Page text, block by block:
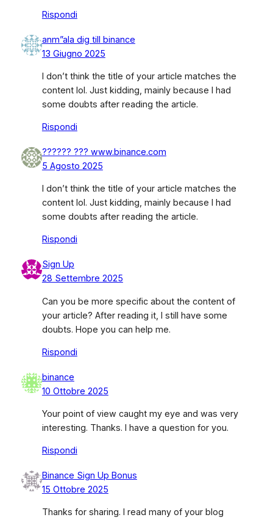
Rispondi
anm”ala dig till binance
13 Giugno 2025
I don’t think the title of your article matches the
content lol. Just kidding, mainly because I had
some doubts after reading the article.
Rispondi
?????? ??? www.binance.com
5 Agosto 2025
I don’t think the title of your article matches the
content lol. Just kidding, mainly because I had
some doubts after reading the article.
Rispondi
Sign Up
28 Settembre 2025
Can you be more specific about the content of
your article? After reading it, I still have some
doubts. Hope you can help me.
Rispondi
binance
10 Ottobre 2025
Your point of view caught my eye and was very
interesting. Thanks. I have a question for you.
Rispondi
Binance Sign Up Bonus
15 Ottobre 2025
Thanks for sharing. I read many of your blog